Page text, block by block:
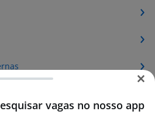
vagas no nosso app